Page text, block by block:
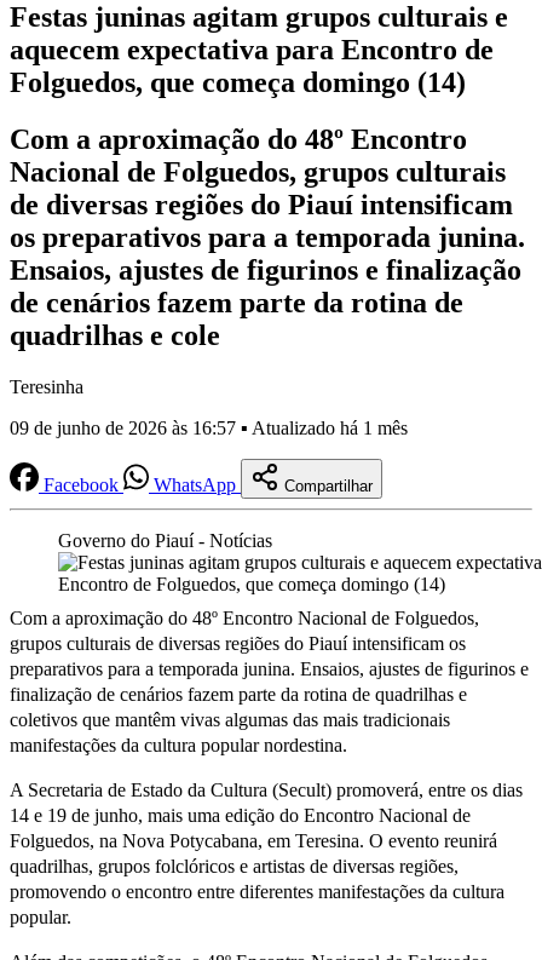
Festas juninas agitam grupos culturais e
aquecem expectativa para Encontro de
Folguedos, que começa domingo (14)
Com a aproximação do 48º Encontro
Nacional de Folguedos, grupos culturais
de diversas regiões do Piauí intensificam
os preparativos para a temporada junina.
Ensaios, ajustes de figurinos e finalização
de cenários fazem parte da rotina de
quadrilhas e cole
Teresinha
09 de junho de 2026 às 16:57 ▪ Atualizado há 1 mês
Facebook WhatsApp Compartilhar
Governo do Piauí - Notícias
Com a aproximação do 48º Encontro Nacional de Folguedos,
grupos culturais de diversas regiões do Piauí intensificam os
preparativos para a temporada junina. Ensaios, ajustes de figurinos e
finalização de cenários fazem parte da rotina de quadrilhas e
coletivos que mantêm vivas algumas das mais tradicionais
manifestações da cultura popular nordestina.
A Secretaria de Estado da Cultura (Secult) promoverá, entre os dias
14 e 19 de junho, mais uma edição do Encontro Nacional de
Folguedos, na Nova Potycabana, em Teresina. O evento reunirá
quadrilhas, grupos folclóricos e artistas de diversas regiões,
promovendo o encontro entre diferentes manifestações da cultura
popular.